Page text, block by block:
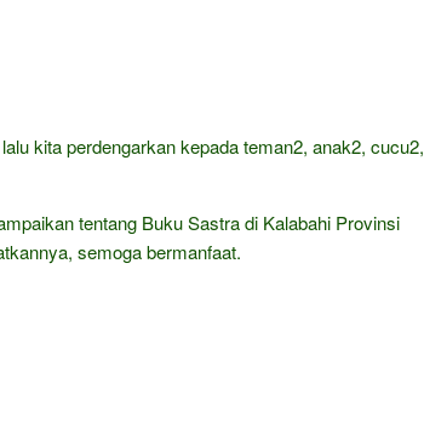
kita perdengarkan kepada teman2, anak2, cucu2,
tentang Buku Sastra di Kalabahi Provinsi
semoga bermanfaat.